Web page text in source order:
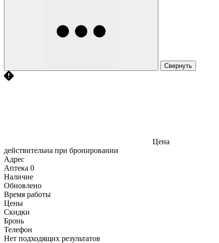
Свернуть
Цена
действительна при бронировании
Адрес
Аптека 0
Наличие
Обновлено
Время работы
Цены
Скидки
Бронь
Телефон
Нет подходящих результатов